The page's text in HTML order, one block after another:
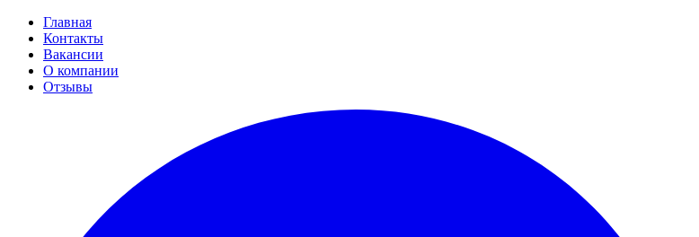
Главная
Контакты
Вакансии
О компании
Отзывы